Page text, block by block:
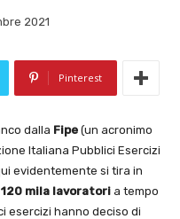
2021
Pinterest
dalla Fipe (un acronimo
Italiana Pubblici Esercizi
evidentemente si tira in
120 mila lavoratori a tempo
esercizi hanno deciso di